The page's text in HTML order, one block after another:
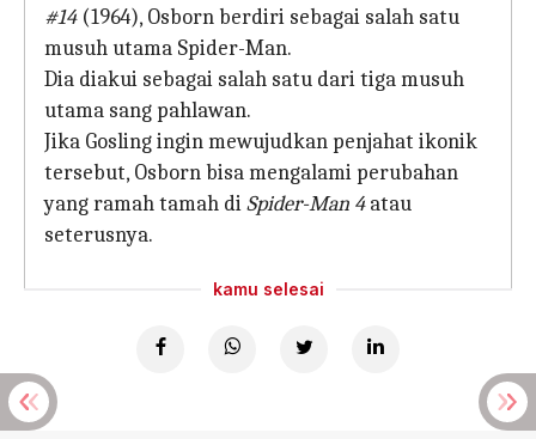
#14(1964), Osborn berdiri sebagai salah satu
musuh utama Spider-Man.
Dia diakui sebagai salah satu dari tiga musuh
utama sang pahlawan.
Jika Gosling ingin mewujudkan penjahat ikonik
tersebut, Osborn bisa mengalami perubahan
yang ramah tamah diSpider-Man 4atau
seterusnya.
kamu selesai